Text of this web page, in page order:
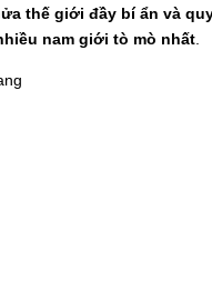
thế giới đầy bí ẩn và
nam giới tò mò nhất